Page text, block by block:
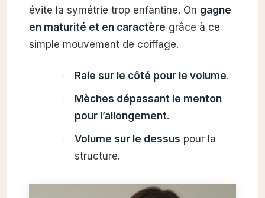
évite la symétrie trop enfantine. On gagne
en maturité et en caractère grâce à ce
simple mouvement de coiffage.
Raie sur le côté pour le volume.
Mèches dépassant le menton
pour l’allongement.
Volume sur le dessus pour la
structure.